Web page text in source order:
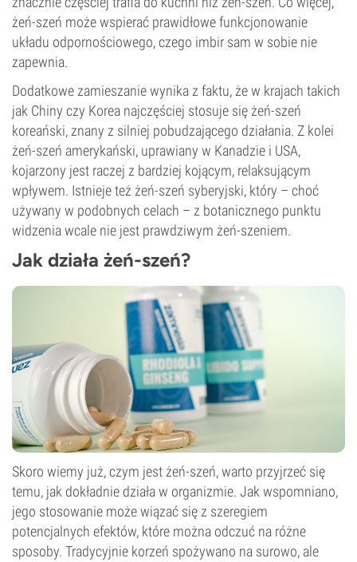
żeń-szeń może wspierać prawidłowe funkcjonowanie
układu odpornościowego, czego imbir sam w sobie nie
zapewnia.
Dodatkowe zamieszanie wynika z faktu, że w krajach takich
jak Chiny czy Korea najczęściej stosuje się żeń-szeń
koreański, znany z silniej pobudzającego działania. Z kolei
żeń-szeń amerykański, uprawiany w Kanadzie i USA,
kojarzony jest raczej z bardziej kojącym, relaksującym
wpływem. Istnieje też żeń-szeń syberyjski, który – choć
używany w podobnych celach – z botanicznego punktu
widzenia wcale nie jest prawdziwym żeń-szeniem.
Jak działa żeń-szeń?
Skoro wiemy już, czym jest żeń-szeń, warto przyjrzeć się
temu, jak dokładnie działa w organizmie. Jak wspomniano,
jego stosowanie może wiązać się z szeregiem
potencjalnych efektów, które można odczuć na różne
sposoby. Tradycyjnie korzeń spożywano na surowo, ale